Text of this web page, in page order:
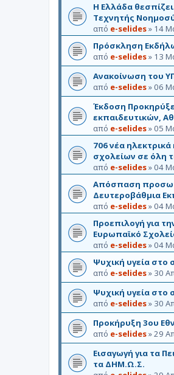
Η Ελλάδα
Τεχνητής
από e-selides» 14
Πρόσκληση
από e-selides» 13
Ανακοίνωση του
από e-selides» 06
Έκδοση
εκπαιδευτικών,
από e-selides» 05
706 νέα
σχολείων σε όλη
από e-selides» 04
Απόσπαση
Δευτεροβάθμια
από e-selides» 04
Προεπιλογή για
Ευρωπαϊκό
από e-selides» 04
Ψυχική υγεία στο
από e-selides» 30
Ψυχική υγεία στο
από e-selides» 30
Προκήρυξη 3ου
από e-selides»29
Εισαγωγή για τα
τα ΔΗΜ.Ω.Σ.